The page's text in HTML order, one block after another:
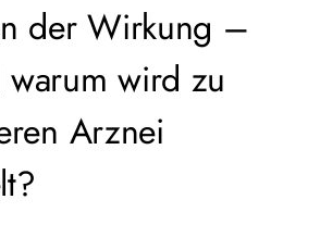
der Wirkung –
wird zu
Arznei